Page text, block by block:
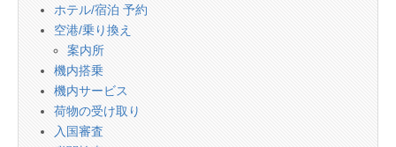
ホテル/宿泊 予約
空港/乗り換え
案内所
機内搭乗
機内サービス
荷物の受け取り
入国審査